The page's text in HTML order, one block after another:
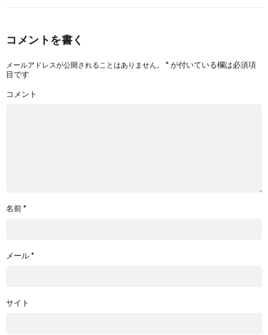
コメントを書く
メールアドレスが公開されることはありません。 *が付いている欄は必須項
目です
コメント
名前*
メール*
サイト